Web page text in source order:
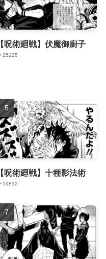
【呪術廻戦】伏魔御廚子
25125
【呪術廻戦】十種影法術
19812